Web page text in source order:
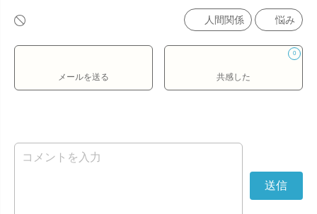
人間関係 悩み
メールを送る
0
共感した